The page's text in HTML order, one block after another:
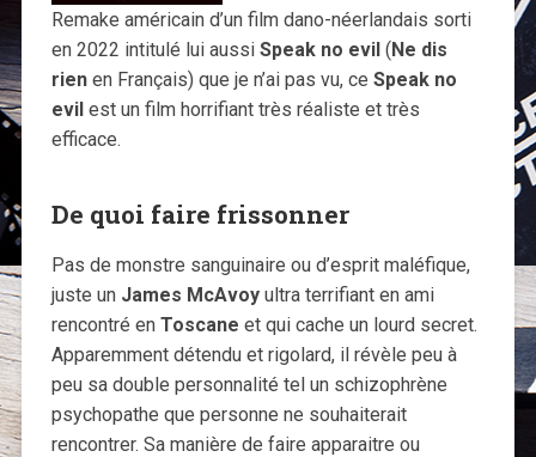
Remake américain d’un film dano-néerlandais sorti
en 2022 intitulé lui aussi Speak no evil (Ne dis
rienen Français) que je n’ai pas vu, ce Speak no
evilest un film horrifiant très réaliste et très
efficace.
De quoi faire frissonner
Pas de monstre sanguinaire ou d’esprit maléfique,
juste un James McAvoyultra terrifiant en ami
rencontré en Toscane et qui cache un lourd secret.
Apparemment détendu et rigolard, il révèle peu à
peu sa double personnalité tel un schizophrène
psychopathe que personne ne souhaiterait
rencontrer. Sa manière de faire apparaitre ou